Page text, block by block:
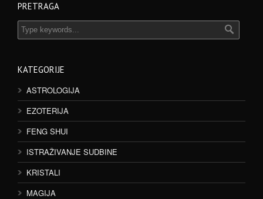
PRETRAGA
KATEGORIJE
ASTROLOGIJA
EZOTERIJA
FENG SHUI
ISTRAŽIVANJE SUDBINE
KRISTALI
MAGIJA